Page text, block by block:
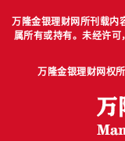
万隆金银理财网所刊载内
属所有或持有。未经许
万隆金银理财网权